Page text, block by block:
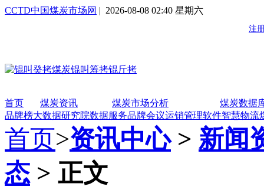
CCTD中国煤炭市场网 | 2026-08-08 02:40 星期六
首页 煤炭资讯 煤炭市场分析
煤炭数据
品牌榜大数据研究院数据服务品牌会议运销管理软件智慧物流
首页>资讯中心> 新闻
态 > 正文